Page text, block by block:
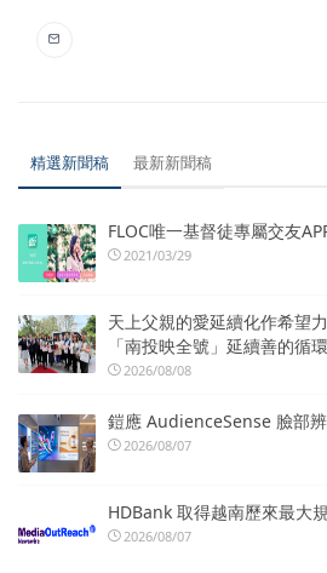
精選新聞稿 最新新聞稿
FLOC唯一基督徒專屬交友
2021/03/29
天上父親的愛延續化作希望
「南投映全號」延續善的循環
2026/08/08
鎧應 AudienceSense 臉部
2026/08/07
HDBank 取得越南歷來最大
2026/08/07